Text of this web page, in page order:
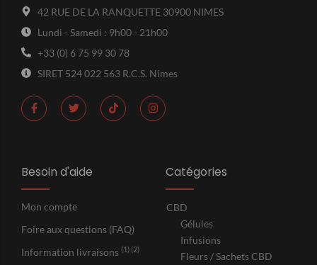
42 RUE DE LA RANQUETTE 30900 NIMES
Lundi - Samedi : 9h00 - 21h00
+33 (0) 6 75 99 30 78
SIRET 524 022 563 R.C.S. Nimes
Besoin d'aide
Mon compte
Foire aux questions (FAQ)
Information livraisons (1) (2)
Catégories
CBD
Gélules
Infusions
Fleurs / Sachets CBD